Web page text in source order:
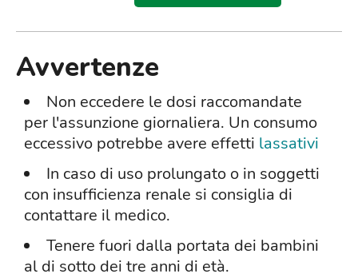
Avvertenze
Non eccedere le dosi raccomandate
per l'assunzione giornaliera. Un consumo
eccessivo potrebbe avere effetti lassativi
In caso di uso prolungato o in soggetti
con insufficienza renale si consiglia di
contattare il medico.
Tenere fuori dalla portata dei bambini
al di sotto dei tre anni di età.